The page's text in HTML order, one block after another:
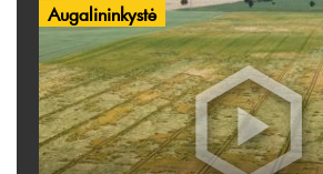
Augalininkystė